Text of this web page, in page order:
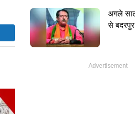
अगले
से